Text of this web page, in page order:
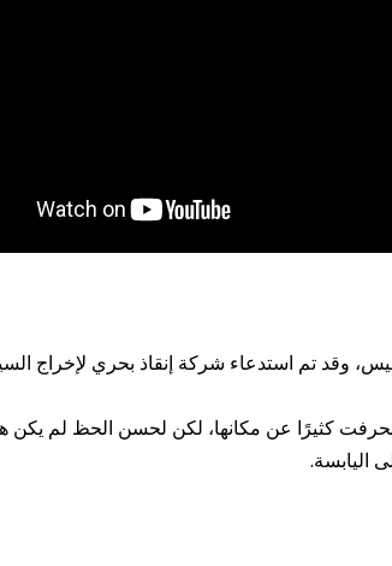
وقد تم استدعاء شركة إنقاذ بحري لإخراج
كثيرًا عن مكانها، لكن لحسن الحظ لم يكن
اليابسة.